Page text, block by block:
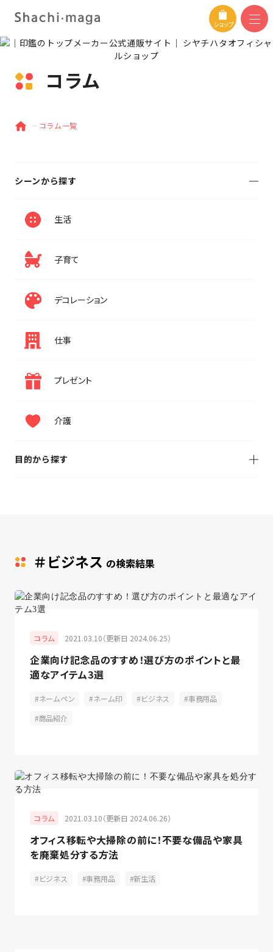
ショップ
コラム
コラム一覧
シーンから探す
生活
子育て
デコレーション
仕事
プレゼント
介護
目的から探す
＃ビジネス の検索結果
コラム 2021.03.10（更新日 2024.06.25）
企業向け記念品のすすめ！選び方のポイントと最
適なアイテム3選
ネームペン ネーム印 ビジネス
事務用品
商品紹介
コラム 2021.03.10（更新日 2024.06.26）
オフィス移転や大掃除の前に！不要な備品や家具
を廃棄処分する方法
ビジネス 事務用品 新生活